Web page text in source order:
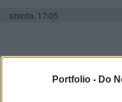
Portfolio - Do
szerda, 17:05